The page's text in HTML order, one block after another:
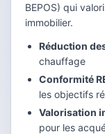
BEPOS) qui
immobilier.
Réduction
chauffage
Conformité
les objectifs
Valorisation
pour les